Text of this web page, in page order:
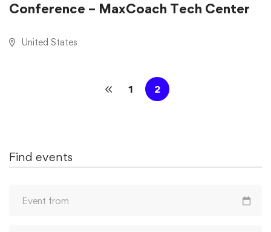
Find events
Conference – MaxCoach Tech Center
United States
1 2